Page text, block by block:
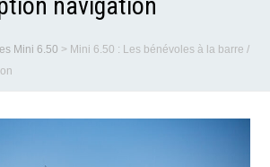
Mini 6.50 > Mini 6.50 : Les bénévoles à la barre /